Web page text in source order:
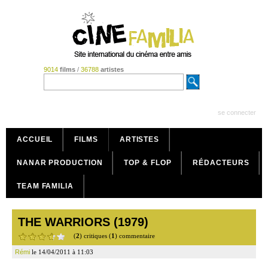
9014 films/ 36788 artistes
se connecter
ACCUEIL FILMS ARTISTES
NANAR PRODUCTION TOP & FLOP RÉDACTEURS
TEAM FAMILIA
THE WARRIORS (1979)
(2) critiques (1) commentaire
Rémi le 14/04/2011 à 11:03